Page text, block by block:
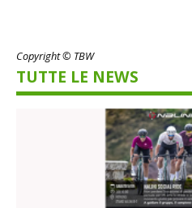
Copyright © TBW
TUTTE LE NEWS